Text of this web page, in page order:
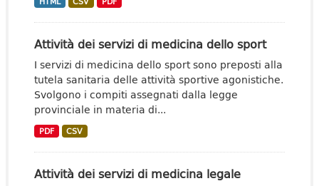
Attività dei servizi di medicina dello sport
I servizi di medicina dello sport sono preposti alla
tutela sanitaria delle attività sportive agonistiche.
Svolgono i compiti assegnati dalla legge
provinciale in materia di...
PDF CSV
Attività dei servizi di medicina legale